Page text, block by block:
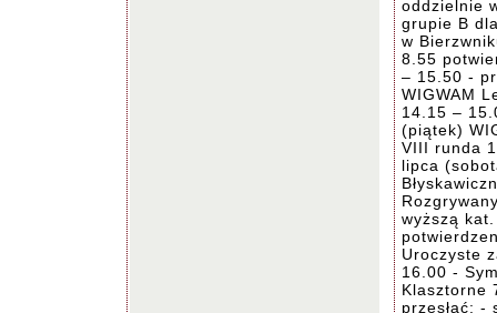
oddzielnie
grupie B
w
8.55
– 15.50 -
WIGWAM
14.15 –
(piątek)
VIII runda
lipca
wyższą
Uroczyste
16.00 -
Klasztorne
przesłać: -